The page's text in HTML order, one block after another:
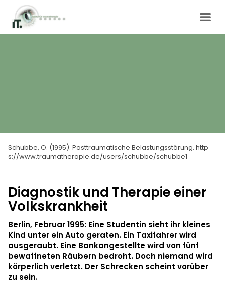
Schubbe, O. (1995). Posttraumatische Belastungsstörung. http
s://www.traumatherapie.de/users/schubbe/schubbe1
Diagnostik und Therapie einer
Volkskrankheit
Berlin, Februar 1995: Eine Studentin sieht ihr kleines
Kind unter ein Auto geraten. Ein Taxifahrer wird
ausgeraubt. Eine Bankangestellte wird von fünf
bewaffneten Räubern bedroht. Doch niemand wird
körperlich verletzt. Der Schrecken scheint vorüber
zu sein.